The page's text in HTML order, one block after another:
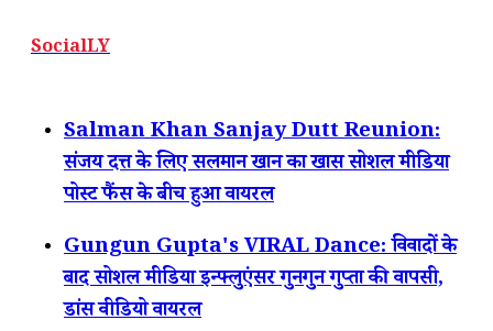
SocialLY
Salman Khan Sanjay Dutt Reunion:
संजय दत्त के लिए सलमान खान का खास सोशल मीडिया
पोस्ट फैंस के बीच हुआ वायरल
Gungun Gupta's VIRAL Dance: विवादों के
बाद सोशल मीडिया इन्फ्लुएंसर गुनगुन गुप्ता की वापसी,
डांस वीडियो वायरल